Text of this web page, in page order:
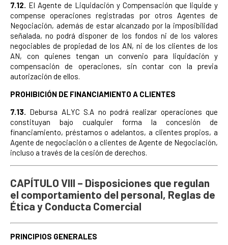
7.12. El Agente de Liquidación y Compensación que liquide y
compense operaciones registradas por otros Agentes de
Negociación, además de estar alcanzado por la imposibilidad
señalada, no podrá disponer de los fondos ni de los valores
negociables de propiedad de los AN, ni de los clientes de los
AN, con quienes tengan un convenio para liquidación y
compensación de operaciones, sin contar con la previa
autorización de ellos.
PROHIBICIÓN DE FINANCIAMIENTO A CLIENTES
7.13. Debursa ALYC S.A no podrá realizar operaciones que
constituyan bajo cualquier forma la concesión de
financiamiento, préstamos o adelantos, a clientes propios, a
Agente de negociación o a clientes de Agente de Negociación,
incluso a través de la cesión de derechos.
CAPÍTULO VIII – Disposiciones que regulan
el comportamiento del personal, Reglas de
Ética y Conducta Comercial
PRINCIPIOS GENERALES